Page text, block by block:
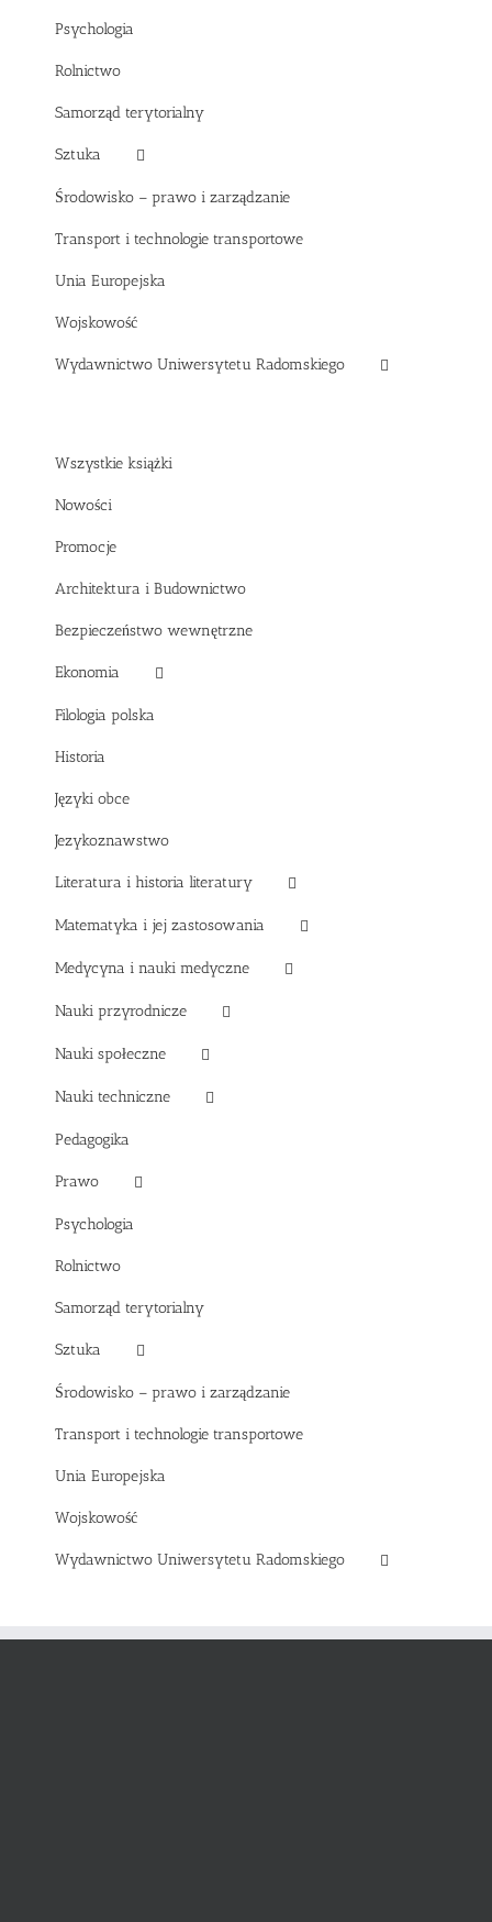
Psychologia
Rolnictwo
Samorząd terytorialny
Sztuka
Środowisko – prawo i zarządzanie
Transport i technologie transportowe
Unia Europejska
Wojskowość
Wydawnictwo Uniwersytetu Radomskiego
Wszystkie książki
Nowości
Promocje
Architektura i Budownictwo
Bezpieczeństwo wewnętrzne
Ekonomia
Filologia polska
Historia
Języki obce
Jezykoznawstwo
Literatura i historia literatury
Matematyka i jej zastosowania
Medycyna i nauki medyczne
Nauki przyrodnicze
Nauki społeczne
Nauki techniczne
Pedagogika
Prawo
Psychologia
Rolnictwo
Samorząd terytorialny
Sztuka
Środowisko – prawo i zarządzanie
Transport i technologie transportowe
Unia Europejska
Wojskowość
Wydawnictwo Uniwersytetu Radomskiego